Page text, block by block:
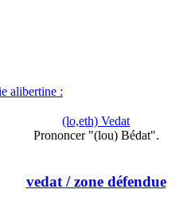
alibertine :
(lo,eth) Vedat
Prononcer "(lou) Bédat".
vedat/ zone défendue